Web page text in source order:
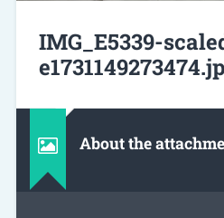
IMG_E5339-
About the